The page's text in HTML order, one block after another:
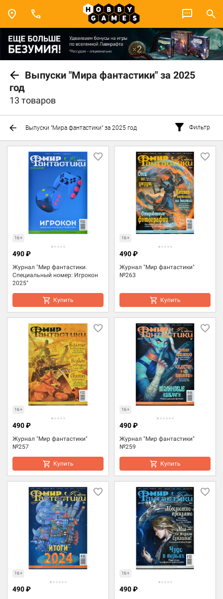
Выпуски "Мира фантастики" за 2025
год
13 товаров
Выпуски "Мира фантастики" за 2025 год Фильтр
16+
Журнал "Мир фантастики.
Специальный номер: Игрокон
2025"
490 ₽
Купить
16+
Журнал "Мир фантастики"
№263
490 ₽
Купить
16+
Журнал "Мир фантастики"
№257
490 ₽
Купить
16+
Журнал "Мир фантастики"
№259
490 ₽
Купить
16+
490 ₽
16+
490 ₽